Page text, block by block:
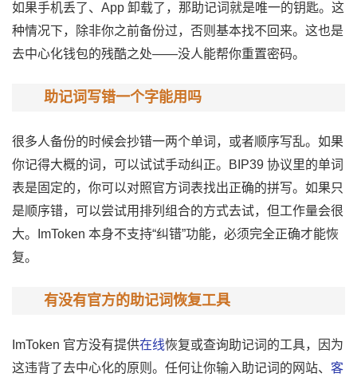
如果手机丢了、App 卸载了，那助记词就是唯一的钥匙。这
种情况下，除非你之前备份过，否则基本找不回来。这也是
去中心化钱包的残酷之处——没人能帮你重置密码。
助记词写错一个字能用吗
很多人备份的时候会抄错一两个单词，或者顺序写乱。如果
你记得大概的词，可以试试手动纠正。BIP39 协议里的单词
表是固定的，你可以对照官方词表找出正确的拼写。如果只
是顺序错，可以尝试用排列组合的方式去试，但工作量会很
大。ImToken 本身不支持“纠错”功能，必须完全正确才能恢
复。
有没有官方的助记词恢复工具
ImToken 官方没有提供在线恢复或查询助记词的工具，因为
这违背了去中心化的原则。任何让你输入助记词的网站、 客